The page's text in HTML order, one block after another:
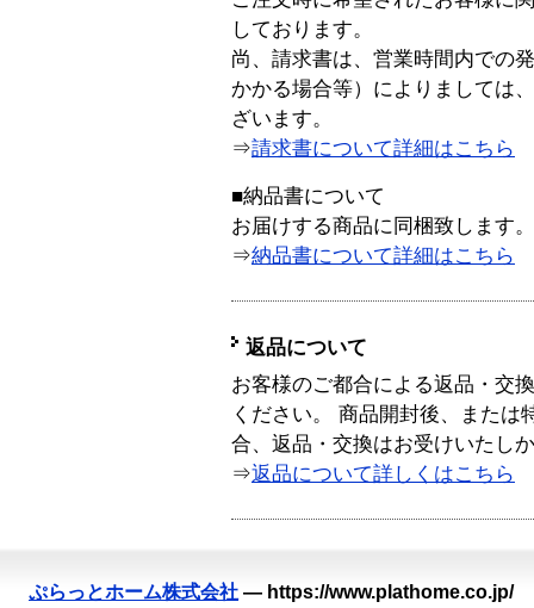
しております。
尚、請求書は、営業時間内での
かかる場合等）によりましては
ざいます。
⇒請求書について詳細はこちら
■納品書について
お届けする商品に同梱致します。
⇒納品書について詳細はこちら
返品について
お客様のご都合による返品・交
ください。 商品開封後、または
合、返品・交換はお受けいたし
⇒返品について詳しくはこちら
ぷらっとホーム株式会社 — https://www.plathome.co.jp/